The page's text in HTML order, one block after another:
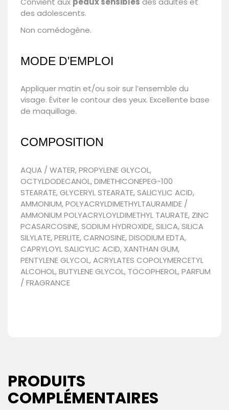
des adolescents.
Non comédogène.
MODE D'EMPLOI
Appliquer matin et/ou soir sur l’ensemble du
visage. Éviter le contour des yeux. Excellente base
de maquillage.
COMPOSITION
AQUA / WATER, PROPYLENE GLYCOL,
OCTYLDODECANOL, DIMETHICONEPEG-100
STEARATE, GLYCERYL STEARATE, SALICYLIC ACID,
AMMONIUM, POLYACRYLDIMETHYLTAURAMIDE /
AMMONIUM POLYACRYLOYLDIMETHYL TAURATE, ZINC
PCASARCOSINE, SODIUM HYDROXIDE, SILICA, SILICA
SILYLATE, PERLITE, CARNOSINE, DISODIUM EDTA,
CAPRYLOYL SALICYLIC ACID, XANTHAN GUM,
PENTYLENE GLYCOL, ACRYLATES COPOLYMERCETYL
ALCOHOL, BUTYLENE GLYCOL, TOCOPHEROL, PARFUM
/ FRAGRANCE
PRODUITS
COMPLÉMENTAIRES